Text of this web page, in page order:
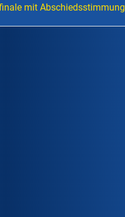
mit Abschiedsstimmung